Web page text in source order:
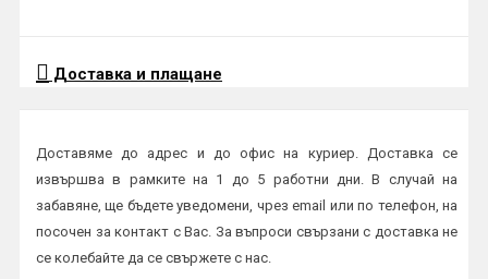
Доставка и плащане
Доставяме до адрес и до офис на куриер. Доставка се
извършва в рамките на 1 до 5 работни дни. В случай на
забавяне, ще бъдете уведомени, чрез email или по телефон, на
посочен за контакт с Вас. За въпроси свързани с доставка не
се колебайте да се свържете с нас.